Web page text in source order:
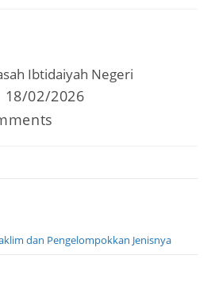
Ibtidaiyah Negeri
Post
18/02/2026
dan Pengelompokkan Jenisnya